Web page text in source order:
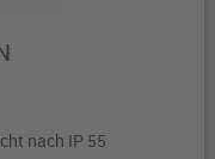
nach IP 55